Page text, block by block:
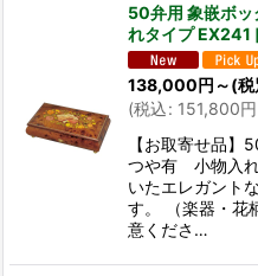
50弁用 象嵌ボ
れタイプ EX241
138,000円 ～(税
(税込: 151,800円
【お取寄せ品】
つや有 小物入れ
いたエレガント
す。 （楽器・
意くださ…